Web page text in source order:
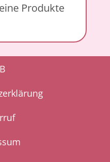
Produkte